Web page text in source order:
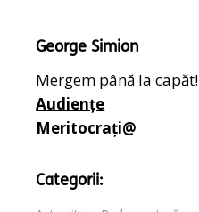
George Simion
Mergem până la capăt!
Audiențe
Meritocrați@
Categorii: